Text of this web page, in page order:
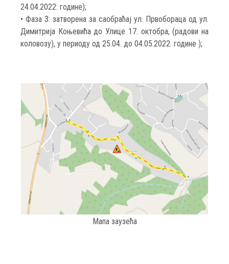
24.04.2022. године);
• Фаза 3: затворена за саобраћај ул. Првобораца од ул.
Димитрија Коњевића до Улице 17. октобра, (радови на
коловозу), у периоду од 25.04. до 04.05.2022. године );
Мапа заузећа